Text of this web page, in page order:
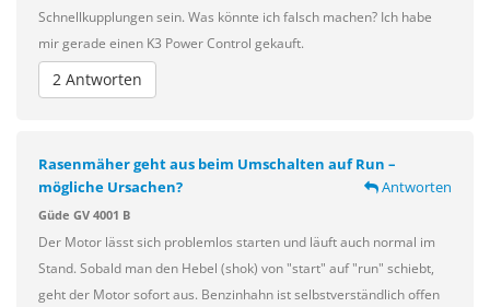
Schnellkupplungen sein. Was könnte ich falsch machen? Ich habe
mir gerade einen K3 Power Control gekauft.
2 Antworten
Rasenmäher geht aus beim Umschalten auf Run –
mögliche Ursachen?
Antworten
Güde GV 4001 B
Der Motor lässt sich problemlos starten und läuft auch normal im
Stand. Sobald man den Hebel (shok) von "start" auf "run" schiebt,
geht der Motor sofort aus. Benzinhahn ist selbstverständlich offen